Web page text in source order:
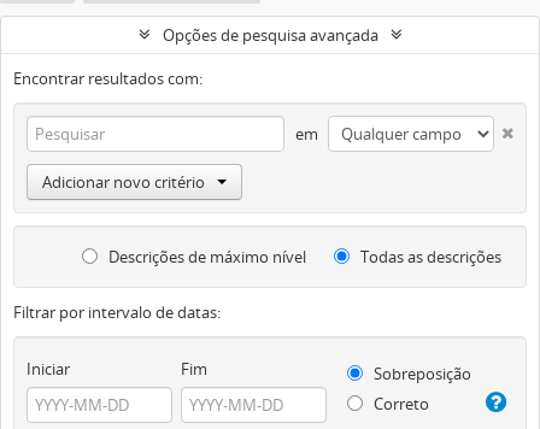
Opções de pesquisa avançada
Encontrar resultados com:
em
Adicionar novo critério
Descrições de máximo nível Todas as descrições
Filtrar por intervalo de datas:
Iniciar Fim
Sobreposição
Correto